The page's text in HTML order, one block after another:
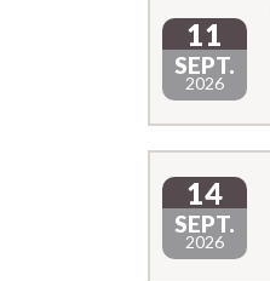
11
SEPT.
2026
14
SEPT.
2026